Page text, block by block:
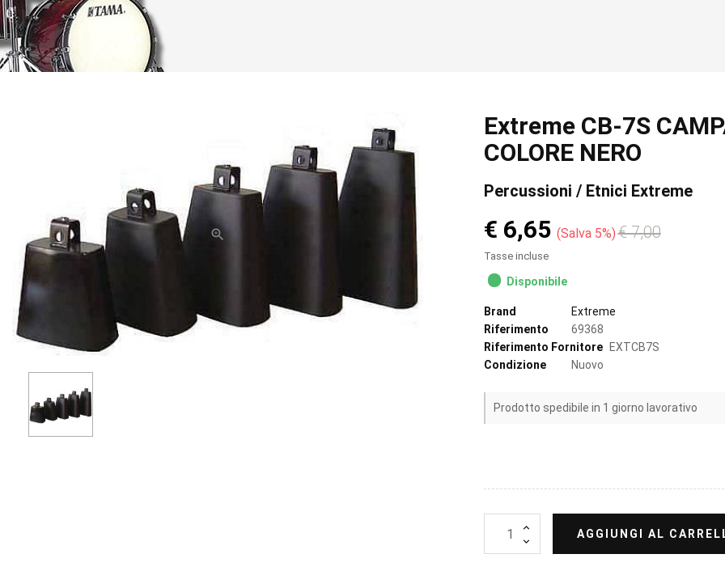

Extreme CB-7S
COLORE NERO
Percussioni / Etnici Extreme
€ 6,65 Salva 5% € 7,00
Tasse incluse
Disponibile
Brand
Extreme
Riferimento
69368
Riferimento Fornitore
EXTCB7S
Condizione
Nuovo
Prodotto spedibile in 1 giorno lavorativo
AGGIUNGI AL